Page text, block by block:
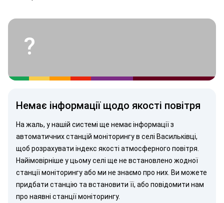
?
Немає інформації щодо якості повітря
На жаль, у нашій системі ще немає інформації з
автоматичних станцій моніторингу в селі Васильківці,
щоб розрахувати індекс якості атмосферного повітря.
Найімовірніше у цьому селі ще не встановлено жодної
станції моніторингу або ми не знаємо про них. Ви можете
придбати станцію та встановити її, або повідомити нам
про наявні станції моніторингу.